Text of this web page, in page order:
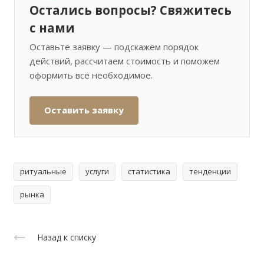
Остались вопросы? Свяжитесь
с нами
Оставьте заявку — подскажем порядок
действий, рассчитаем стоимость и поможем
оформить всё необходимое.
Оставить заявку
ритуальные услуги статистика тенденции
рынка
Назад к списку